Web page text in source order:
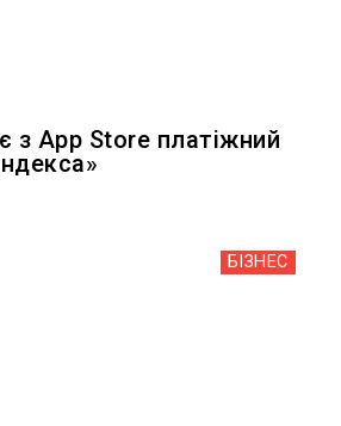
з App Store платіжний
БІЗНЕС